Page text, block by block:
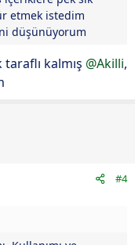
etmek istedim
düşünüyorum
kalmış @Akilli,
#4